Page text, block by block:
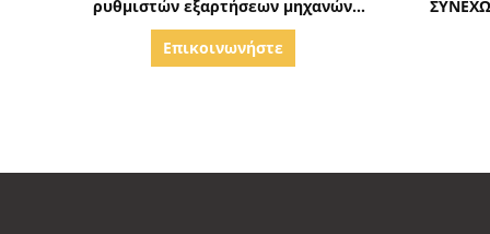
ρυθμιστών εξαρτήσεων μηχανών
παραθύρων δύναμης
Επικοινωνήστε